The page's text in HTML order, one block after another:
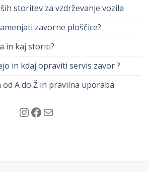
storitev za vzdrževanje vozila
zavorne ploščice?
in kaj storiti?
in kdaj opraviti servis zavor ?
A do Ž in pravilna uporaba
InstagramFacebook Mail